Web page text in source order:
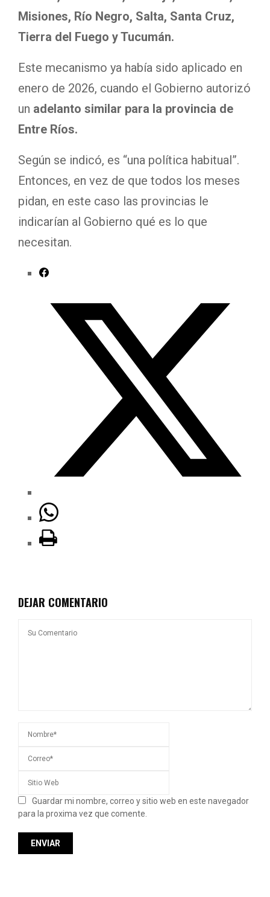
Misiones, Río Negro, Salta, Santa Cruz,
Tierra del Fuego y Tucumán.
Este mecanismo ya había sido aplicado en
enero de 2026, cuando el Gobierno autorizó
un adelanto similar para la provincia de
Entre Ríos.
Según se indicó, es “una política habitual”.
Entonces, en vez de que todos los meses
pidan, en este caso las provincias le
indicarían al Gobierno qué es lo que
necesitan.
DEJAR COMENTARIO
Guardar mi nombre, correo y sitio web en este navegador
para la proxima vez que comente.